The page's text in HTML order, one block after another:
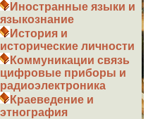
Иностранные языки и
языкознание
История и
исторические личности
Коммуникации связь
цифровые приборы и
радиоэлектроника
Краеведение и
этнография